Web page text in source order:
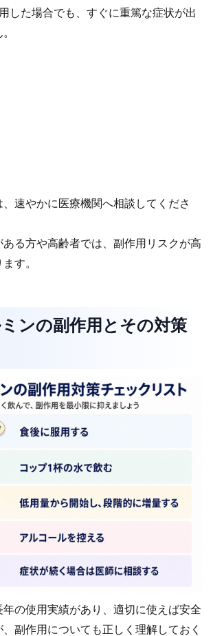
した場合でも、すぐに重篤な症状が出
速やかに医療機関へ相談してくださ
る方や高齢者では、副作用リスクが高
す。
ンの副作用とその対策
年の使用実績があり、適切に使えば安全
副作用についても正しく理解しておく